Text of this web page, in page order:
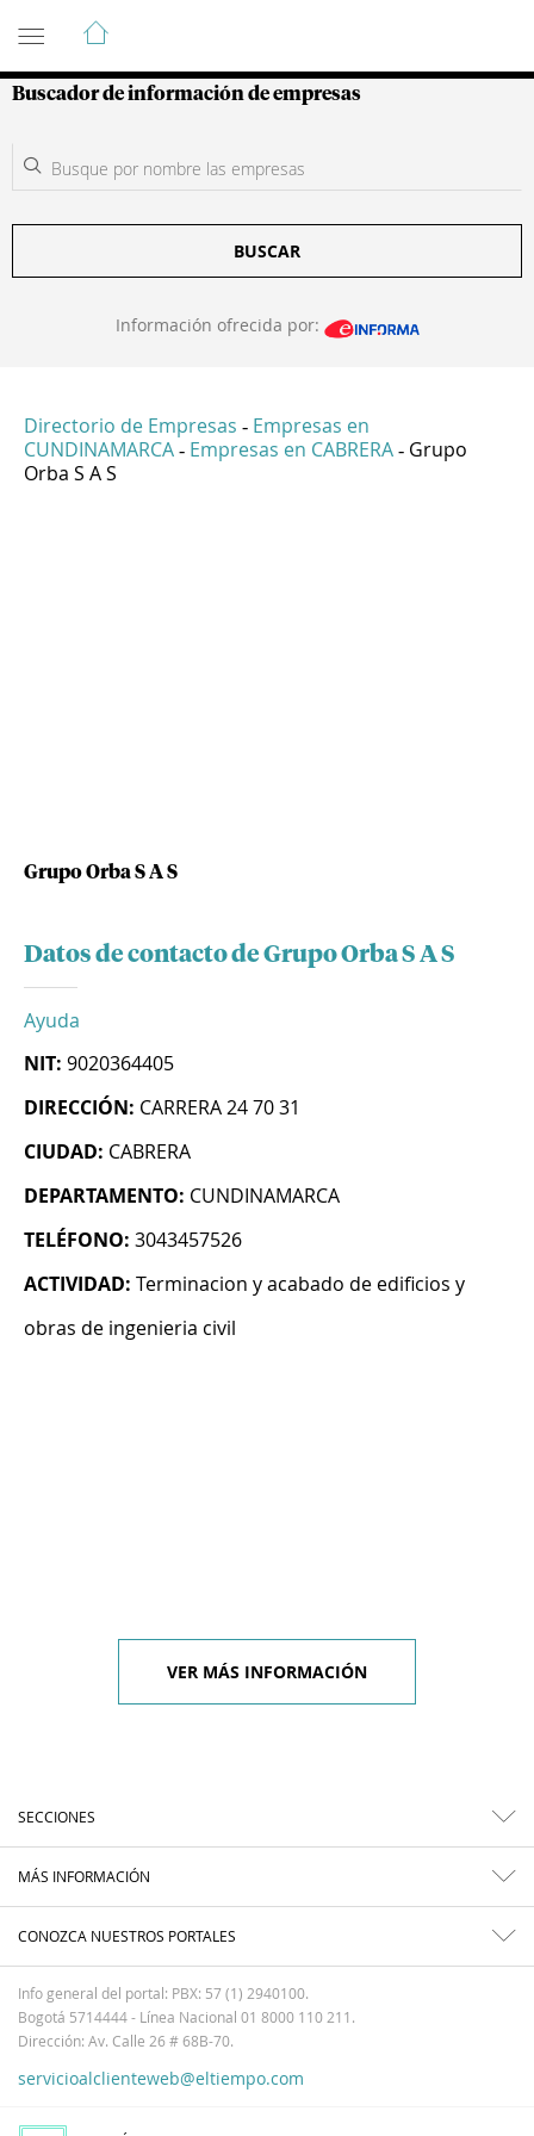
Guía de Empresas Colombianas
Buscador de información de empresas
BUSCAR
Información ofrecida por:
Directorio de Empresas - Empresas en
CUNDINAMARCA - Empresas en CABRERA - Grupo
Orba S A S
Grupo Orba S A S
Datos de contacto de Grupo Orba S A S
Ayuda
NIT: 9020364405
DIRECCIÓN: CARRERA 24 70 31
CIUDAD: CABRERA
DEPARTAMENTO: CUNDINAMARCA
TELÉFONO: 3043457526
ACTIVIDAD: Terminacion y acabado de edificios y
obras de ingenieria civil
VER MÁS INFORMACIÓN
SECCIONES
MÁS INFORMACIÓN
CONOZCA NUESTROS PORTALES
Info general del portal: PBX: 57 (1) 2940100.
Bogotá 5714444 - Línea Nacional 01 8000 110 211.
Dirección: Av. Calle 26 # 68B-70.
servicioalclienteweb@eltiempo.com